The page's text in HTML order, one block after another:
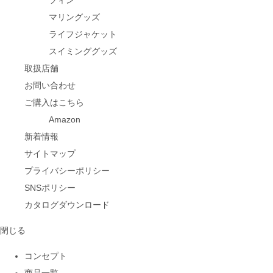
マリングッズ
ライフジャケット
スイミンググッズ
取扱店舗
お問い合わせ
ご購入はこちら
Amazon
新着情報
サイトマップ
プライバシーポリシー
SNSポリシー
カタログダウンロード
閉じる
コンセプト